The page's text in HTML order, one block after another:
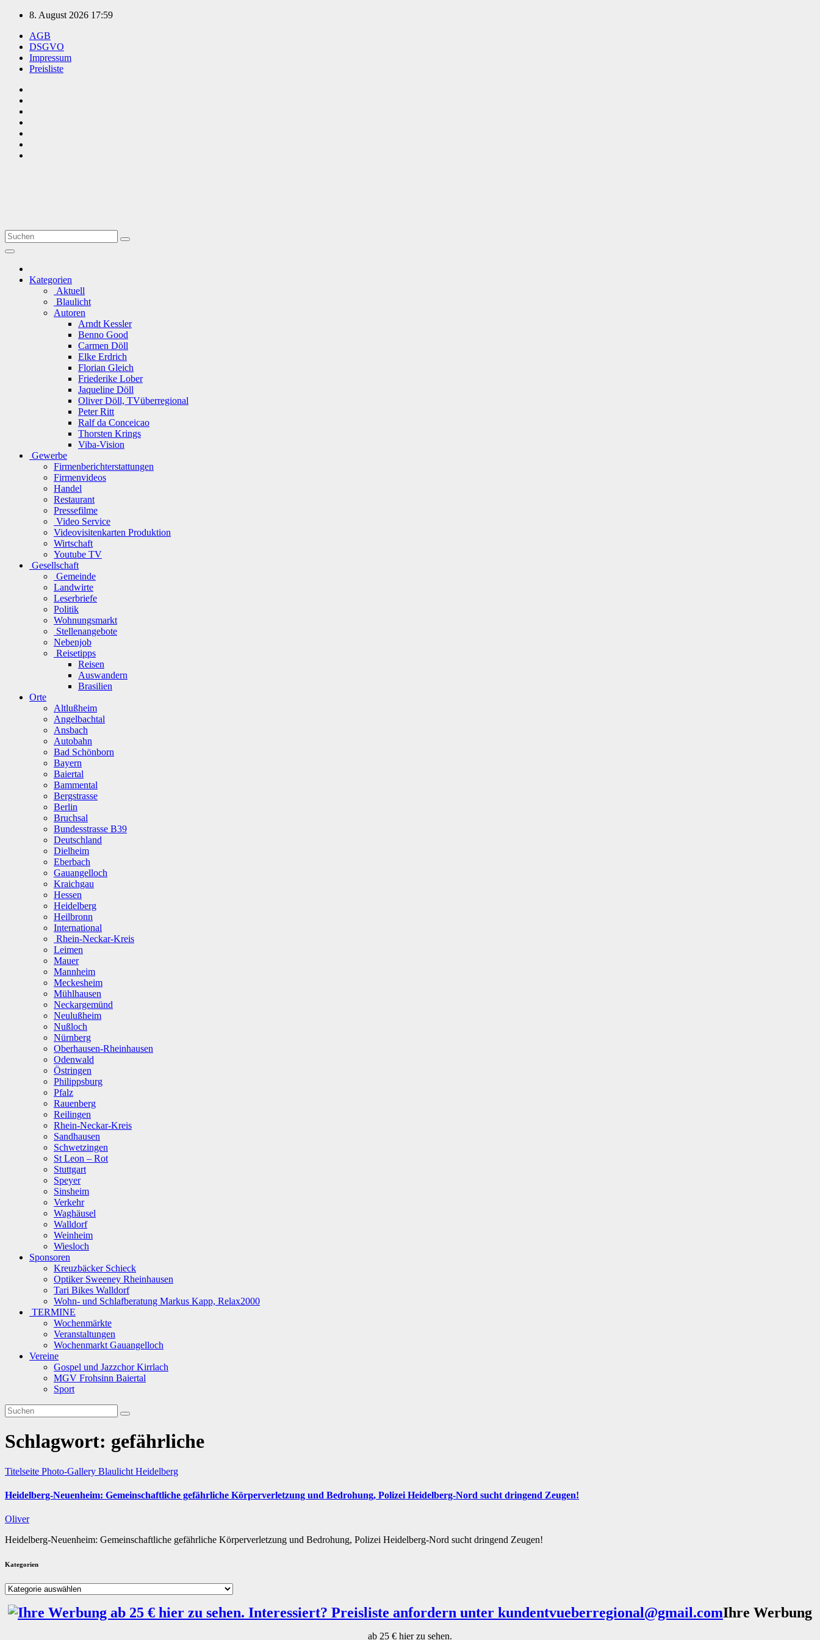
Zum
springen
8. August 2026 17:59
AGB
DSGVO
Impressum
Preisliste
Kategorien
Aktuell
Blaulicht
Autoren
Arndt Kessler
Benno Good
Carmen Döll
Elke Erdrich
Florian Gleich
Friederike Lober
Jaqueline Döll
Oliver Döll, TVüberregional
Peter Ritt
Ralf da Conceicao
Thorsten Krings
Viba-Vision
Gewerbe
Firmenberichterstattungen
Firmenvideos
Handel
Restaurant
Pressefilme
Video Service
Videovisitenkarten Produktion
Wirtschaft
Youtube TV
Gesellschaft
Gemeinde
Landwirte
Leserbriefe
Politik
Wohnungsmarkt
Stellenangebote
Nebenjob
Reisetipps
Reisen
Auswandern
Brasilien
Orte
Altlußheim
Angelbachtal
Ansbach
Autobahn
Bad Schönborn
Bayern
Baiertal
Bammental
Bergstrasse
Berlin
Bruchsal
Bundesstrasse B39
Deutschland
Dielheim
Eberbach
Gauangelloch
Kraichgau
Hessen
Heidelberg
Heilbronn
International
Rhein-Neckar-Kreis
Leimen
Mauer
Mannheim
Meckesheim
Mühlhausen
Neckargemünd
Neulußheim
Nußloch
Nürnberg
Oberhausen-Rheinhausen
Odenwald
Östringen
Philippsburg
Pfalz
Rauenberg
Reilingen
Rhein-Neckar-Kreis
Sandhausen
Schwetzingen
St Leon – Rot
Stuttgart
Speyer
Sinsheim
Verkehr
Waghäusel
Walldorf
Weinheim
Wiesloch
Sponsoren
Kreuzbäcker Schieck
Optiker Sweeney Rheinhausen
Tari Bikes Walldorf
Wohn- und Schlafberatung Markus Kapp, Relax2000
TERMINE
Wochenmärkte
Veranstaltungen
Wochenmarkt Gauangelloch
Vereine
Gospel und Jazzchor Kirrlach
MGV Frohsinn Baiertal
Sport
Schlagwort: gefährliche
Titelseite Photo-Gallery Blaulicht Heidelberg
Heidelberg-Neuenheim: Gemeinschaftliche gefährliche Körperverletzung und Bedrohung, Polizei Heidelberg-Nord sucht dringend Zeugen!
Oliver
Heidelberg-Neuenheim: Gemeinschaftliche gefährliche Körperverletzung und Bedrohung, Polizei Heidelberg-Nord sucht dringend Zeugen!
Kategorien
Kategorien
Ihre Werbung
ab 25 € hier zu sehen.